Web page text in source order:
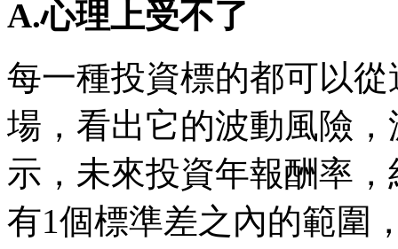
A.心理上受不了
每一種投資標的都可以
場，看出它的波動風險
示，未來投資年報酬率
有1個標準差之內的範圍